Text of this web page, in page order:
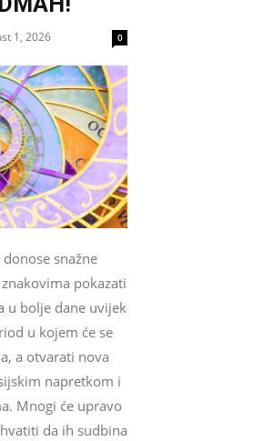
1, 2026 0
snažne
pokazati
u bolje dane uvijek
u kojem će se
a otvarati nova
napretkom i
Mnogi će upravo
da ih sudbina